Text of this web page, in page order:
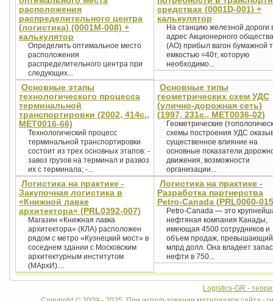
расположения
распределительного центра
(логистика) (0001М-008) +
калькулятор
Определить оптимальное место
расположения
распределительного центра при
следующих...
средствах (0001D-001) +
калькулятор
На станцию железной дороги
адрес Акционерного общества
(АО) прибыл вагон бумажной
емкостью =40т, которую
необходимо...
Основные этапы
технологического процесса
терминальной
транспортировки (2002, 414с.,
MET0016-66)
Технологический процесс
терминальной транспортировки
состоит из трех основных этапов: -
завоз грузов на терминал и развоз
их с терминала; -...
Основные типы
геометрических схем УДС
(улично-дорожная сеть)
(1997, 231с., MET0036-02)
Геометрические
схемы построения УДС
существенное влияние на
основные показатели
движения, возможности
организации...
Логистика на практике -
Закупочная логистика в
«Книжной лавке
архитектора» (PRL0392-007)
Магазин «Книжная лавка
архитектора» (КЛА) расположен
рядом с метро «Кузнецкий мост» в
соседнем здании с Московским
архитектурным институтом
(МАрхИ)....
Логистика на практике -
Разработка партнерства
Petro-Canada (PRL0060-
Petro-Canada — это
нефтяная компания Канады,
имеющая 4500 сотрудников и
объем продаж,
млрд долл. Она владеет
нефти в 750...
Logistics-GR -